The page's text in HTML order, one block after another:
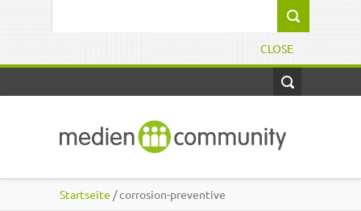
CLOSE
Startseite / corrosion-preventive